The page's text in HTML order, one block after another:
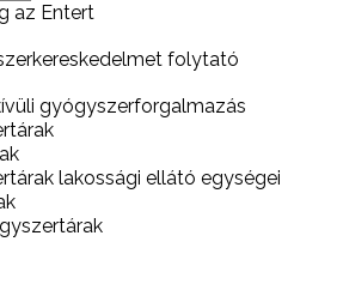
az Entert
folytató
gyógyszerforgalmazás
lakossági ellátó egységei